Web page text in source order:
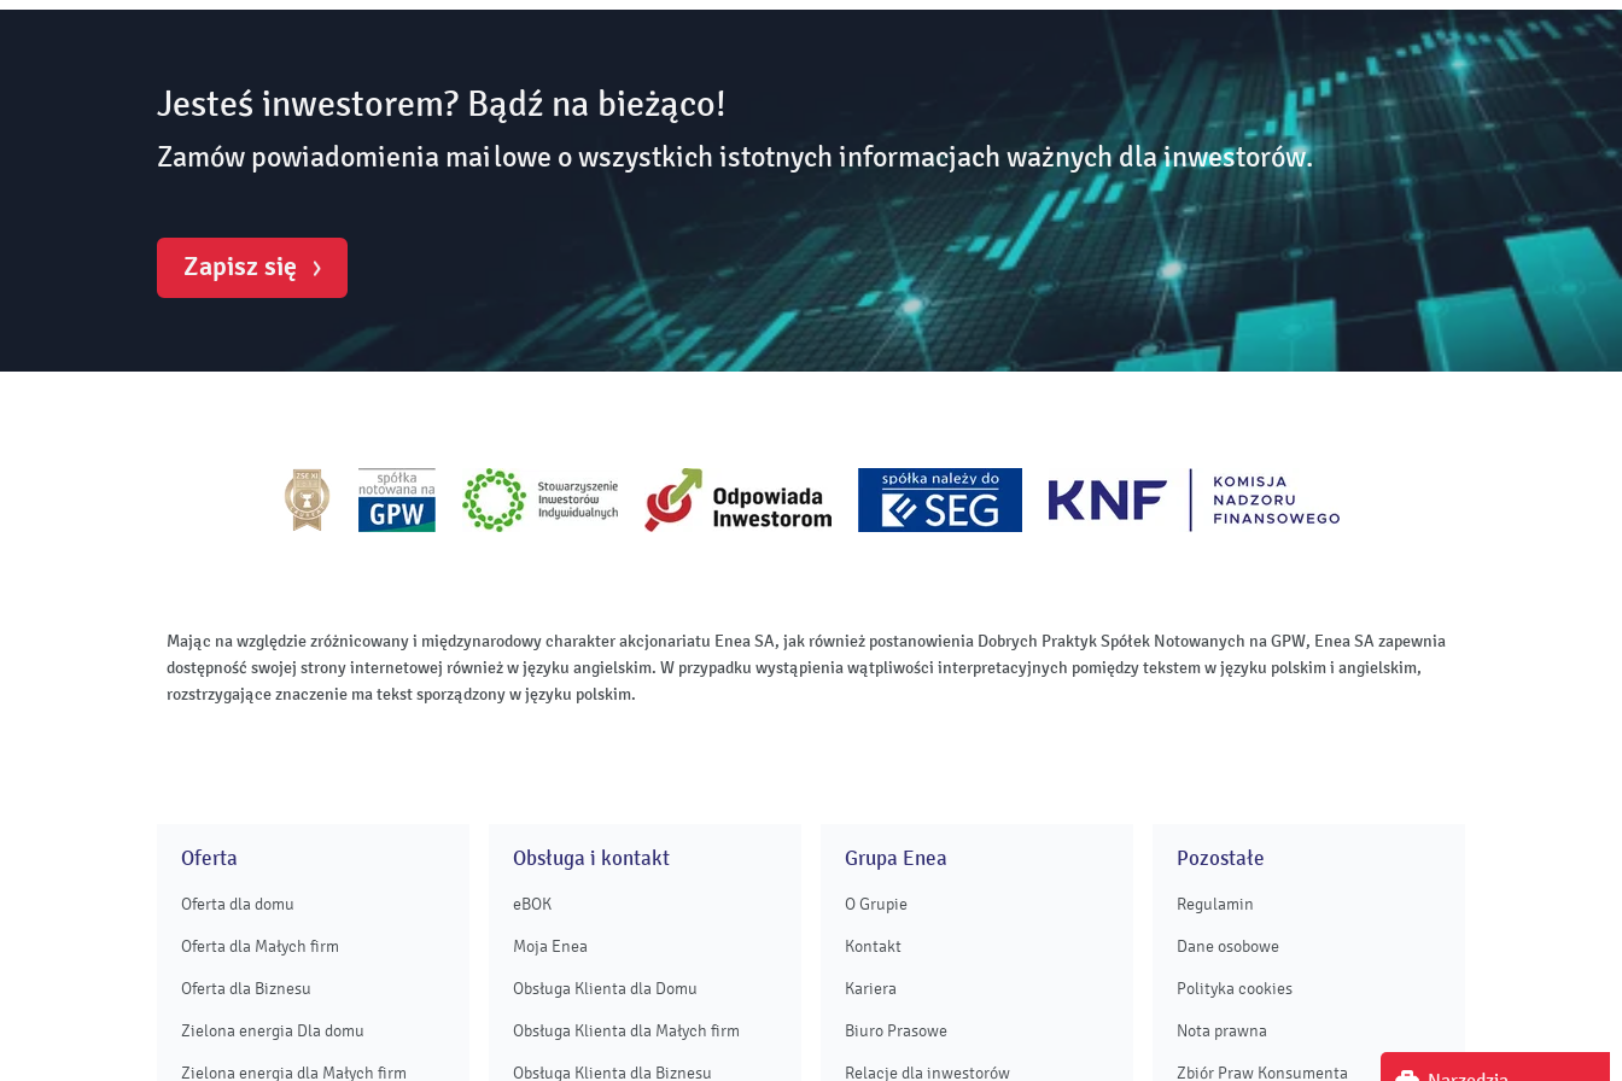
Jesteś inwestorem? Bądź na bieżąco!
Zamów powiadomienia mailowe o wszystkich istotnych informacjach ważnych dla inwestorów.
Zapisz się
Mając na względzie zróżnicowany i międzynarodowy charakter akcjonariatu Enea SA, jak również postanowienia Dobrych Praktyk Spółek Notowanych na GPW, Enea SA zapewnia
dostępność swojej strony internetowej również w języku angielskim. W przypadku wystąpienia wątpliwości interpretacyjnych pomiędzy tekstem w języku polskim i angielskim,
rozstrzygające znaczenie ma tekst sporządzony w języku polskim.
Oferta
Oferta dla domu
Oferta dla Małych firm
Oferta dla Biznesu
Zielona energia Dla domu
Zielona energia dla Małych firm
Obsługa i kontakt
eBOK
Moja Enea
Obsługa Klienta dla Domu
Obsługa Klienta dla Małych firm
Obsługa Klienta dla Biznesu
Grupa Enea
O Grupie
Kontakt
Kariera
Biuro Prasowe
Relacje dla inwestorów
Pozostałe
Regulamin
Dane osobowe
Polityka cookies
Nota prawna
Zbiór Praw Konsumenta